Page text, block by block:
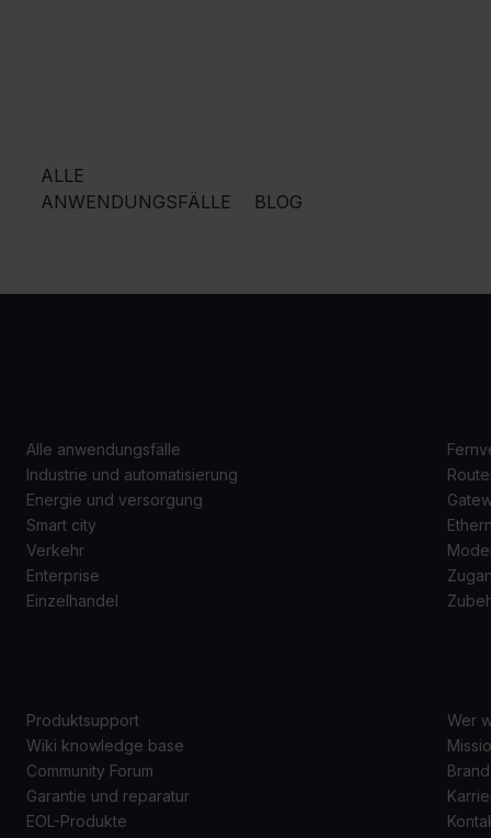
ALLE
ANWENDUNGSFÄLLE
BLOG
Alle anwendungsfälle
Industrie und automatisierung
Energie und versorgung
Smart city
Verkehr
Enterprise
Einzelhandel
Produktsupport
Wiki knowledge base
Community Forum
Garantie und reparatur
EOL-Produkte
Wer